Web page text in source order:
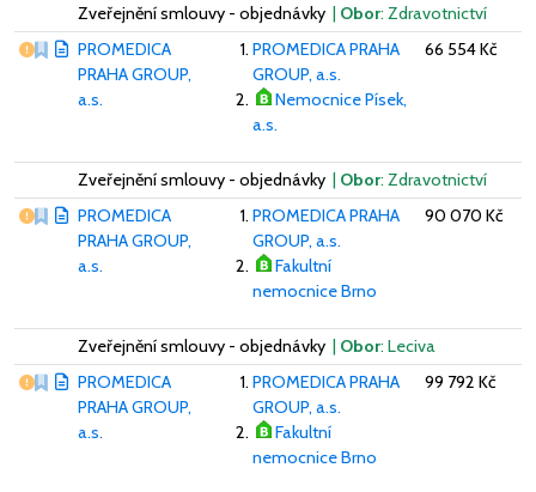
Zveřejnění smlouvy - objednávky | Obor: Zdravotnictví
Vážný nedostatek
PROMEDICA
PRAHA GROUP,
a.s.
PROMEDICA PRAHA
GROUP, a.s.
Nemocnice Písek,
a.s.
66 554 Kč
Zveřejnění smlouvy - objednávky | Obor: Zdravotnictví
Vážný nedostatek
PROMEDICA
PRAHA GROUP,
a.s.
PROMEDICA PRAHA
GROUP, a.s.
Fakultní
nemocnice Brno
90 070 Kč
Zveřejnění smlouvy - objednávky | Obor: Leciva
Vážný nedostatek
PROMEDICA
PRAHA GROUP,
a.s.
PROMEDICA PRAHA
GROUP, a.s.
Fakultní
nemocnice Brno
99 792 Kč